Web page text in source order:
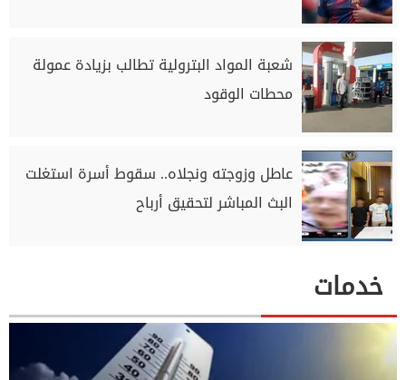
شعبة المواد البترولية تطالب بزيادة عمولة
محطات الوقود
عاطل وزوجته ونجلاه.. سقوط أسرة استغلت
البث المباشر لتحقيق أرباح
خدمات